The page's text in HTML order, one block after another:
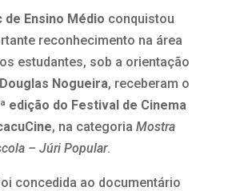
de Ensino Médio conquistou
reconhecimento na área
estudantes, sob a orientação
Douglas Nogueira, receberam o
edição do Festival de Cinema
, na categoria Mostra
– Júri Popular.
concedida ao documentário